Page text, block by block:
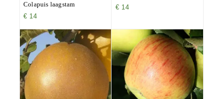
Colapuis laagstam
€ 14
€ 14